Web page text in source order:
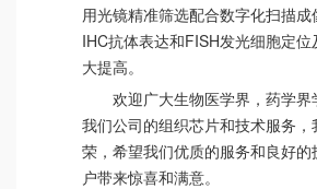
用光镜精准筛选配合数字化扫描成
IHC抗体表达和FISH发光细胞定位
大提高。
欢迎广大生物医学界，药学界
我们公司的组织芯片和技术服务，
荣，希望我们优质的服务和良好的
户带来惊喜和满意。